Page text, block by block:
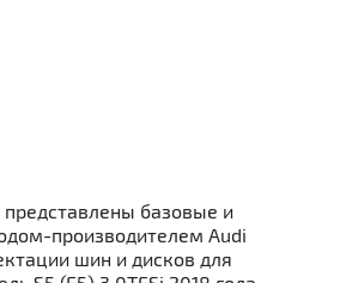
базовые и
производителем Audi
шин и дисков для